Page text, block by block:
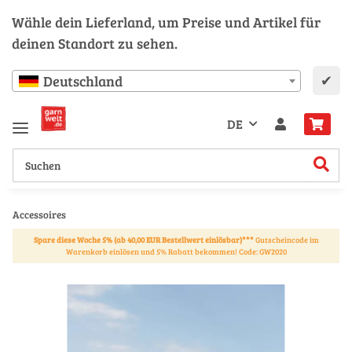
Wähle dein Lieferland, um Preise und Artikel für
deinen Standort zu sehen.
Deutschland ✔
DE
Accessoires
Spare diese Woche 5% (ab 40,00 EUR Bestellwert einlösbar)***Gutscheincode im
Warenkorb einlösen und 5% Rabatt bekommen! Code: GW2020